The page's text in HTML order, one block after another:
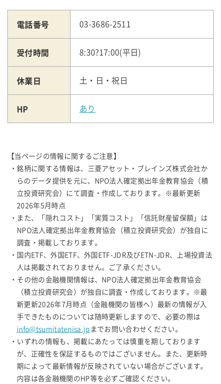
電話番号 03-3686-2511
受付時間 8:30?17:00(平日)
休業日 土・日・祝日
HP あり
【当ページの情報に関するご注意】
・銘柄に関する情報は、三菱アセット・ブレインズ株式会社か
らのデータ提供を元に、NPO法人確定拠出年金教育協会（積
立投資研究会）にて調査・作成しております。※最新更新
2026年5月時点
・また、「隠れコスト」「実質コスト」「信託財産留保額」は
NPO法人確定拠出年金教育協会（積立投資研究会）が独自に
調査・掲載しております。
・国内ETF、外国ETF、外国ETF-JDR及びETN-JDR、上場投資法
人は掲載されておりません。ご了承ください。
・その他の金融機関情報は、NPO法人確定拠出年金教育協会
（積立投資研究会）が独自に調査・作成しております。※最
新更新2026年7月時点（金融機関の皆様へ）最新の情報が入
手できたものについては随時更新しますので、必要の際は
info@tsumitatenisa.jp までお問い合わせください。
・いずれの情報も、掲載にあたっては慎重を期しております
が、正確性を保証するものではございません。また、更新時
期によって最新情報が反映されていない場合がございます。
内容は各金融機関のHP等を必ずご確認ください。